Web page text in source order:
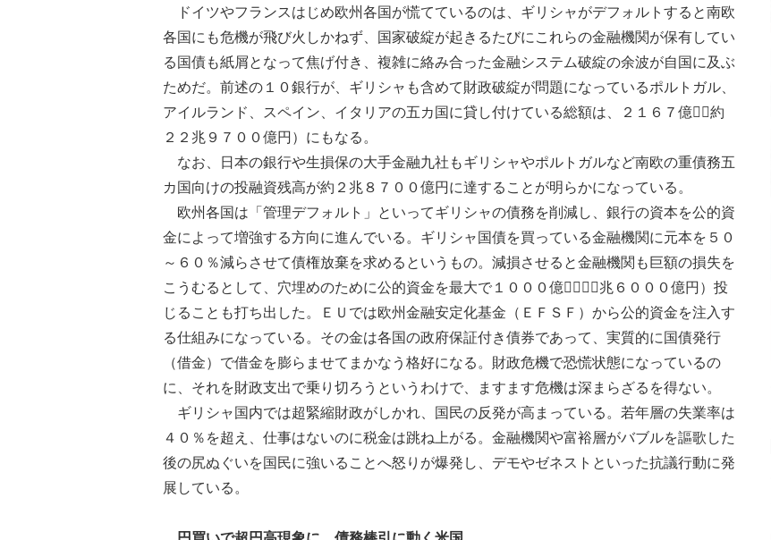
ドイツやフランスはじめ欧州各国が慌てているのは、ギリシャがデフォルトすると南欧
各国にも危機が飛び火しかねず、国家破綻が起きるたびにこれらの金融機関が保有してい
る国債も紙屑となって焦げ付き、複雑に絡み合った金融システム破綻の余波が自国に及ぶ
ためだ。前述の１０銀行が、ギリシャも含めて財政破綻が問題になっているポルトガル、
アイルランド、スペイン、イタリアの五カ国に貸し付けている総額は、２１６７億（約
２２兆９７００億円）にもなる。
なお、日本の銀行や生損保の大手金融九社もギリシャやポルトガルなど南欧の重債務五
カ国向けの投融資残高が約２兆８７００億円に達することが明らかになっている。
欧州各国は「管理デフォルト」といってギリシャの債務を削減し、銀行の資本を公的資
金によって増強する方向に進んでいる。ギリシャ国債を買っている金融機関に元本を５０
～６０％減らさせて債権放棄を求めるというもの。減損させると金融機関も巨額の損失を
こうむるとして、穴埋めのために公的資金を最大で１０００億（１０兆６０００億円）投
じることも打ち出した。ＥＵでは欧州金融安定化基金（ＥＦＳＦ）から公的資金を注入す
る仕組みになっている。その金は各国の政府保証付き債券であって、実質的に国債発行
（借金）で借金を膨らませてまかなう格好になる。財政危機で恐慌状態になっているの
に、それを財政支出で乗り切ろうというわけで、ますます危機は深まらざるを得ない。
ギリシャ国内では超緊縮財政がしかれ、国民の反発が高まっている。若年層の失業率は
４０％を超え、仕事はないのに税金は跳ね上がる。金融機関や富裕層がバブルを謳歌した
後の尻ぬぐいを国民に強いることへ怒りが爆発し、デモやゼネストといった抗議行動に発
展している。